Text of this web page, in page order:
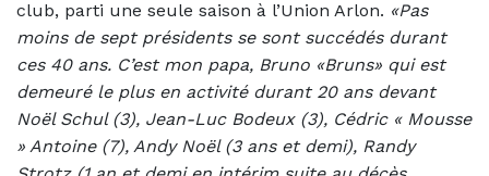
club, parti une seule saison à l’Union Arlon. «Pas
moins de sept présidents se sont succédés durant
ces 40 ans. C’est mon papa, Bruno «Bruns» qui est
demeuré le plus en activité durant 20 ans devant
Noël Schul (3), Jean-Luc Bodeux (3), Cédric « Mousse
» Antoine (7), Andy Noël (3 ans et demi), Randy